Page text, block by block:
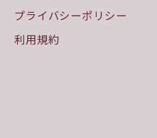
プライバシーポリシー
利用規約